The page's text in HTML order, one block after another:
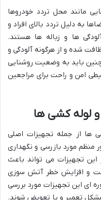
مانند محل تردد خودروها
به دلیل تردد بالای افراد و
ها و زباله ها هستند.
شده و از هرگونه آلودگی و
باید به وضعیت روشنایی
امن و راحت برای مراجعین
لوله کشی ها
ها از جمله تجهیزات اصلی
مورد بازرسی و نگهداری
این تجهیزات می تواند باعث
و افزایش خطر آتش سوزی
ای این تجهیزات مورد بررسی
تعمیر و یا تعویض شوند.